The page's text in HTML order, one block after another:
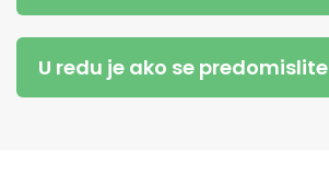
U redu je ako se predomislite